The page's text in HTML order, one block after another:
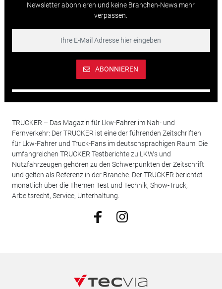
Newsletter abonnieren und keine Branchen-News mehr
verpassen.
ABONNIEREN
TRUCKER – Das Magazin für Lkw-Fahrer im Nah- und
Fernverkehr: Der TRUCKER ist eine der führenden Zeitschriften
für Lkw-Fahrer und Truck-Fans im deutschsprachigen Raum. Die
umfangreichen TRUCKER Testberichte zu LKWs und
Nutzfahrzeugen gehören zu den Schwerpunkten der Zeitschrift
und gelten als Referenz in der Branche. Der TRUCKER berichtet
monatlich über die Themen Test und Technik, Show-Truck,
Arbeitsrecht, Service, Unterhaltung.